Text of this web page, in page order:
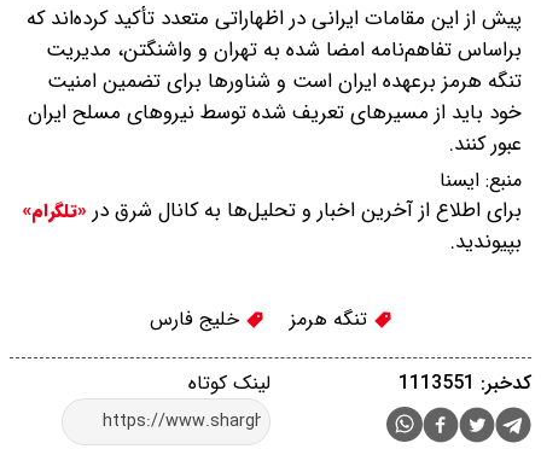
پیش از این مقامات ایرانی در اظهاراتی متعدد تأکید کرده‌اند که
براساس تفاهم‌نامه امضا شده به تهران و واشنگتن، مدیریت
تنگه هرمز برعهده ایران است و شناورها برای تضمین امنیت
خود باید از مسیرهای تعریف شده توسط نیروهای مسلح ایران
عبور کنند.
منبع: ايسنا
برای اطلاع از آخرین اخبار و تحلیل‌ها به کانال شرق در «تلگرام»
بپیوندید.
تنگه هرمز خلیج فارس
لینک کوتاه کدخبر: 1113551